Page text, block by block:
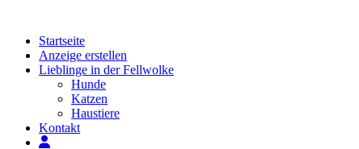
springenStartseite
Anzeige erstellen
Lieblinge in der Fellwolke
Hunde
Katzen
Haustiere
Kontakt